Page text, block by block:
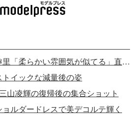
【写真】三山凌輝＆趣里「柔らかい雰囲気が似てる」直筆署名
トイックな減量後の姿
山凌輝の復帰後の集合ショット
ョルダードレスで美デコルテ輝く